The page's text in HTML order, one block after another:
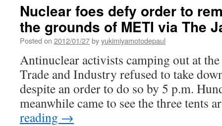
Nuclear foes defy order to
the grounds of METI via
Posted on 2012/01/27byyukimiyamotodepaul
Antinuclear activists camping out at
Trade and Industry refused to take
despite an order to do so by 5 p.m.
meanwhile came to see the three tents
reading →